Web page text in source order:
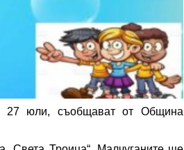
27 юли, съобщават от Община